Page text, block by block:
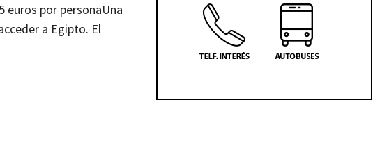
euros por personaUna
a Egipto. El